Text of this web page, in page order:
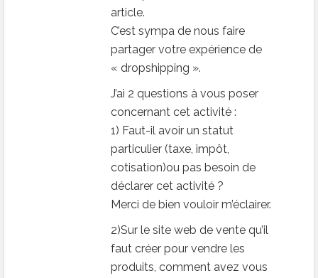
article.
C’est sympa de nous faire
partager votre expérience de
« dropshipping ».
J’ai 2 questions à vous poser
concernant cet activité :
1) Faut-il avoir un statut
particulier (taxe, impôt,
cotisation)ou pas besoin de
déclarer cet activité ?
Merci de bien vouloir m’éclairer.
2)Sur le site web de vente qu’il
faut créer pour vendre les
produits, comment avez vous